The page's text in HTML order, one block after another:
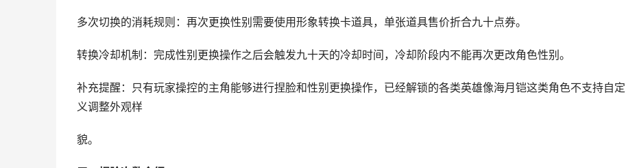
多次切换的消耗规则：再次更换性别需要使用形象转换卡道具，单张道具售价折合九十点券。
转换冷却机制：完成性别更换操作之后会触发九十天的冷却时间，冷却阶段内不能再次更改角色性别。
补充提醒：只有玩家操控的主角能够进行捏脸和性别更换操作，已经解锁的各类英雄像海月铠这类角色不支持自定
义调整外观样
貌。